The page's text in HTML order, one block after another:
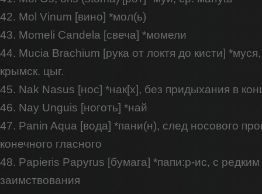
42. Mol Vinum [вино] *мол(ь)
43. Momeli Candela [свеча] *момели
44. Mucia Brachium [рука от локтя до кисти]
крымск. цыг.
45. Nak Nasus [нос] *нак[х], без придыхания в
46. Nay Unguis [ноготь] *най
47. Panin Aqua [вода] *пани(н), след носового
конечного гласного
48. Papieris Papyrus [бумага] *папи:р-ис, с
заимствования